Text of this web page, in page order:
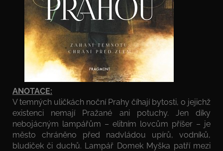
ANOTACE:
V temných uličkách noční Prahy číhají bytosti, o jejichž
existenci nemají Pražané ani potuchy. Jen díky
nebojácným lampářům – elitním lovcům příšer – je
město chráněno před nadvládou upírů, vodníků,
bludiček či duchů. Lampář Domek Myška patří mezi